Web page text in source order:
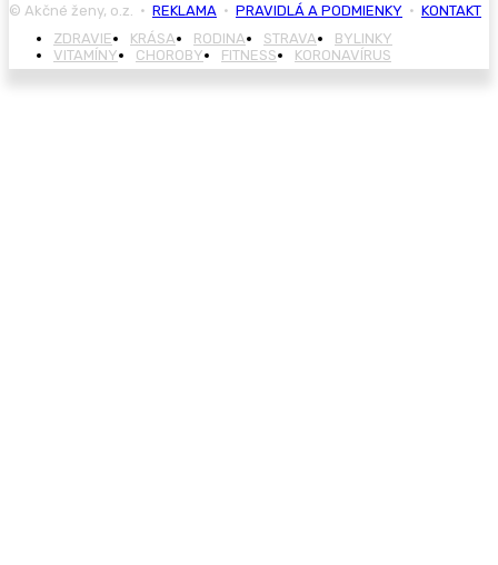
© Akčné ženy, o.z. • REKLAMA • PRAVIDLÁ A PODMIENKY • KONTAKT
ZDRAVIE
KRÁSA RODINA STRAVA
BYLINKY
VITAMÍNY
CHOROBY FITNESS KORONAVÍRUS